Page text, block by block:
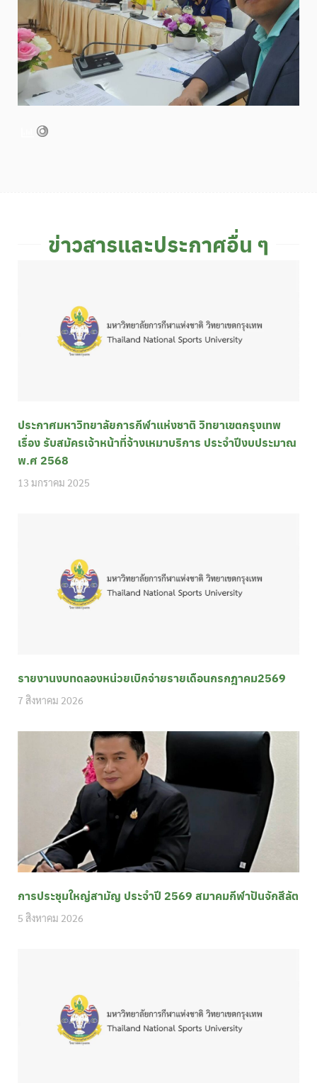
ข่าวสารและประกาศอื่น ๆ
ประกาศมหาวิทยาลัยการกีฬาแห่งชาติ วิทยาเขตกรุงเทพ
เรื่อง รับสมัครเจ้าหน้าที่จ้างเหมาบริการ ประจำปีงบประมาณ
พ.ศ 2568
13 มกราคม 2025
รายงานงบทดลองหน่วยเบิกจ่ายรายเดือนกรกฎาคม2569
7 สิงหาคม 2026
การประชุมใหญ่สามัญ ประจำปี 2569 สมาคมกีฬาปันจักสีลัต
5 สิงหาคม 2026